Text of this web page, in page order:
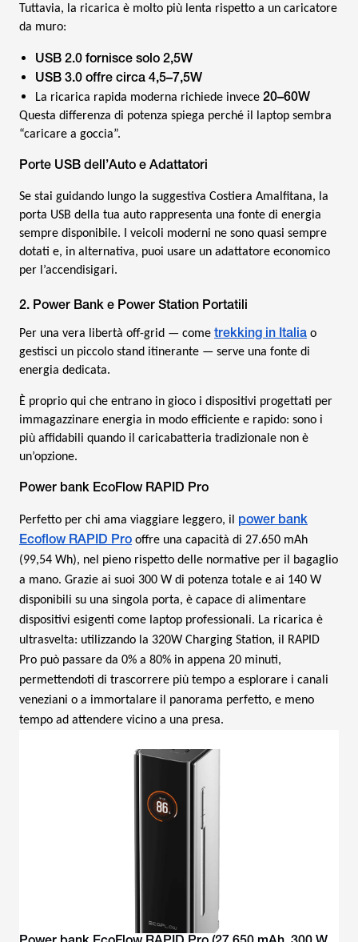
Tuttavia, la ricarica è molto più lenta rispetto a un caricatore
da muro:
USB 2.0 fornisce solo 2,5W
USB 3.0 offre circa 4,5–7,5W
La ricarica rapida moderna richiede invece 20–60W
Questa differenza di potenza spiega perché il laptop sembra
“caricare a goccia”.
Porte USB dell’Auto e Adattatori
Se stai guidando lungo la suggestiva Costiera Amalfitana, la
porta USB della tua auto rappresenta una fonte di energia
sempre disponibile. I veicoli moderni ne sono quasi sempre
dotati e, in alternativa, puoi usare un adattatore economico
per l’accendisigari.
2. Power Bank e Power Station Portatili
Per una vera libertà off-grid — come trekking in Italia o
gestisci un piccolo stand itinerante — serve una fonte di
energia dedicata.
È proprio qui che entrano in gioco i dispositivi progettati per
immagazzinare energia in modo efficiente e rapido: sono i
più affidabili quando il caricabatteria tradizionale non è
un’opzione.
Power bank EcoFlow RAPID Pro
Perfetto per chi ama viaggiare leggero, il power bank
Ecoflow RAPID Pro offre una capacità di 27.650 mAh
(99,54 Wh), nel pieno rispetto delle normative per il bagaglio
a mano. Grazie ai suoi 300 W di potenza totale e ai 140 W
disponibili su una singola porta, è capace di alimentare
dispositivi esigenti come laptop professionali. La ricarica è
ultrasvelta: utilizzando la 320W Charging Station, il RAPID
Pro può passare da 0% a 80% in appena 20 minuti,
permettendoti di trascorrere più tempo a esplorare i canali
veneziani o a immortalare il panorama perfetto, e meno
tempo ad attendere vicino a una presa.